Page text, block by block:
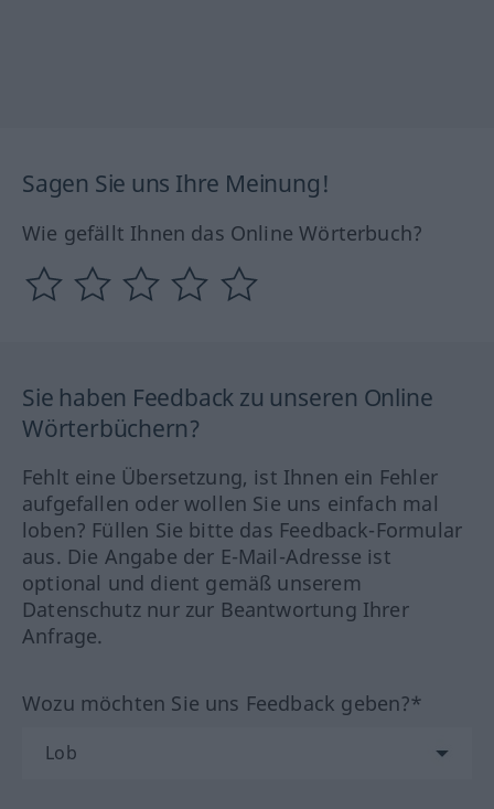
Sagen Sie uns Ihre Meinung!
Wie gefällt Ihnen das Online Wörterbuch?
Sie haben Feedback zu unseren Online
Wörterbüchern?
Fehlt eine Übersetzung, ist Ihnen ein Fehler
aufgefallen oder wollen Sie uns einfach mal
loben? Füllen Sie bitte das Feedback-Formular
aus. Die Angabe der E-Mail-Adresse ist
optional und dient gemäß unserem
Datenschutz nur zur Beantwortung Ihrer
Anfrage.
Wozu möchten Sie uns Feedback geben?*